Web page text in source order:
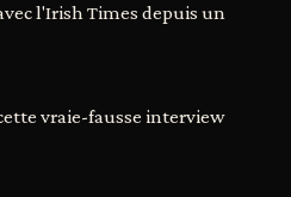
l'Irish Times depuis un
vraie-fausse interview